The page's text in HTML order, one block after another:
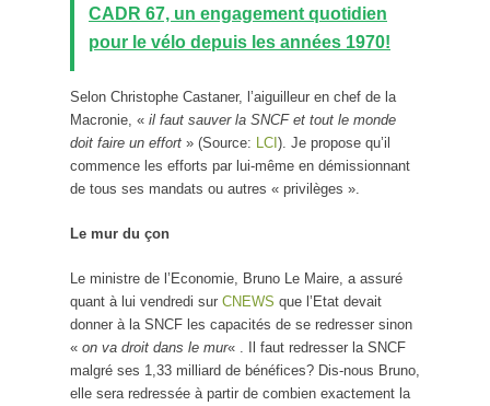
CADR 67, un engagement quotidien
pour le vélo depuis les années 1970!
Selon Christophe Castaner, l’aiguilleur en chef de la
Macronie, « il faut sauver la SNCF et tout le monde
doit faire un effort » (Source: LCI ). Je propose qu’il
commence les efforts par lui-même en démissionnant
de tous ses mandats ou autres « privilèges ».
Le mur du çon
Le ministre de l’Economie, Bruno Le Maire, a assuré
quant à lui vendredi sur CNEWS que l’Etat devait
donner à la SNCF les capacités de se redresser sinon
« on va droit dans le mur« . Il faut redresser la SNCF
malgré ses 1,33 milliard de bénéfices? Dis-nous Bruno,
elle sera redressée à partir de combien exactement la